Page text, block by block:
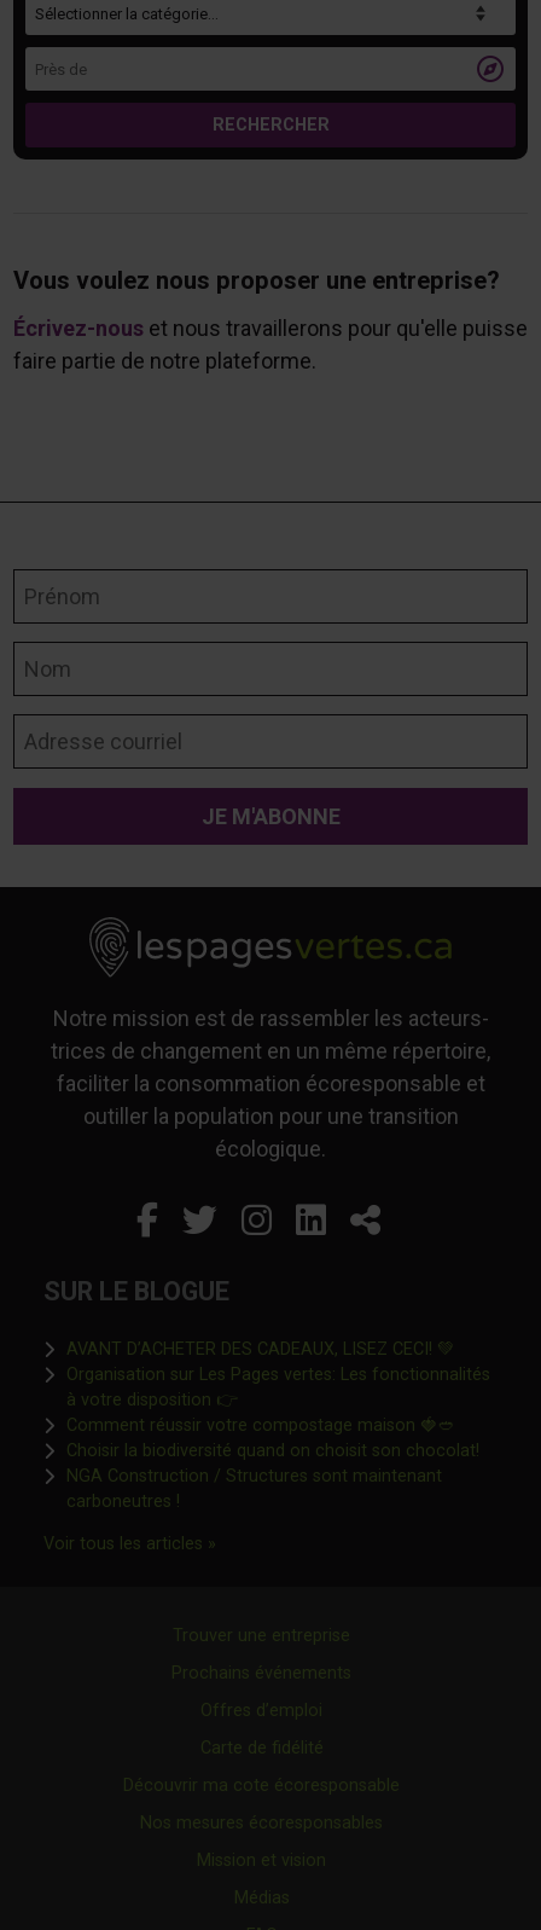

RECHERCHER
Vous voulez nous proposer une entreprise?
Écrivez-nouset nous travaillerons pour qu'elle puisse
faire partie de notre plateforme.
Notre mission est de rassembler les acteurs-
trices de changement en un même répertoire,
faciliter la consommation écoresponsable et
outiller la population pour une transition
écologique.
Facebook
Ce lien s'ouvrira dans
Twitter
Ce lien s'ouvrira
Instagram
Ce lien s'ouvrira
LinkedIn
Ce lienPartager
SUR LE BLOGUE
AVANT D’ACHETER DES CADEAUX, LISEZ CECI! 💚
Organisation sur Les Pages vertes: Les fonctionnalités
à votre disposition 👉Ce lien s'ouvrira dans une nouvelle
Comment réussir votre compostage maison 🍓🥙
Choisir la biodiversité quand on choisit son chocolat!Ce lien
NGA Construction / Structures sont maintenant
carboneutres !Ce lien s'ouvrira dans une nouvelle fenêtre"
Voir tous les articles »Ce lien s'ouvrira dans une nouvelle
Trouver une entreprise
Prochains événements
Offres d’emploi
Carte de fidélité
Découvrir ma cote écoresponsable
Nos mesures écoresponsables
Mission et vision
Médias